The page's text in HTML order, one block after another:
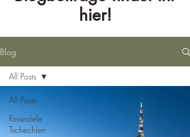
hier!
Blog
All Posts
Reiseziele
Tschechien
All Posts